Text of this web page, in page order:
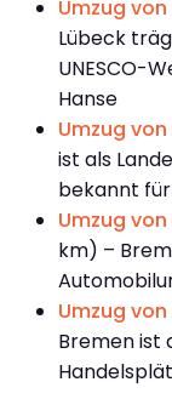
Umzug
Lübeck
UNESCO-
Hanse
Umzug
ist als
bekannt
Umzug
km) –
Umzug
Bremen ist